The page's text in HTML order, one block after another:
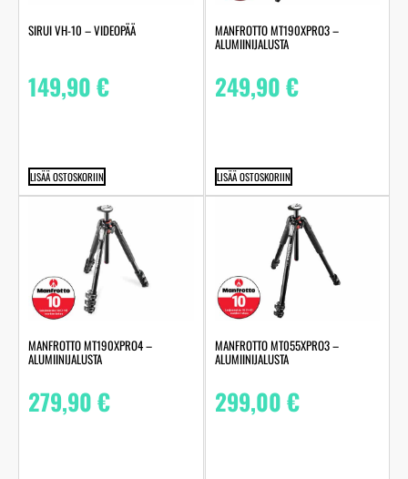
SIRUI VH-10 – VIDEOPÄÄ
149,90€
LISÄÄ OSTOSKORIIN
MANFROTTO MT190XPRO3 –
ALUMIINIJALUSTA
249,90€
LISÄÄ OSTOSKORIIN
MANFROTTO MT190XPRO4 –
ALUMIINIJALUSTA
279,90€
MANFROTTO MT055XPRO3 –
ALUMIINIJALUSTA
299,00€